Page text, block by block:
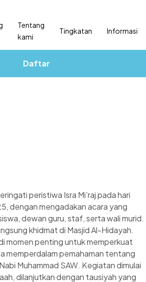
Tentang
kami
Tingkatan Informasi
Daftar
peristiwa Isra Mi’raj pada hari
dengan mengadakan acara yang
dewan guru, staf, serta wali murid.
khidmat di Masjid Al-Hidayah.
momen penting untuk memperkuat
memperdalam pemahaman tentang
Muhammad SAW. Kegiatan dimulai
dilanjutkan dengan tausiyah yang